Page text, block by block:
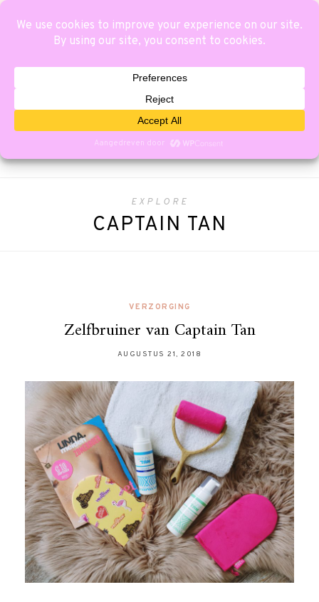
EXPLORE
CAPTAIN TAN
VERZORGING
Zelfbruiner van Captain Tan
AUGUSTUS 21, 2018